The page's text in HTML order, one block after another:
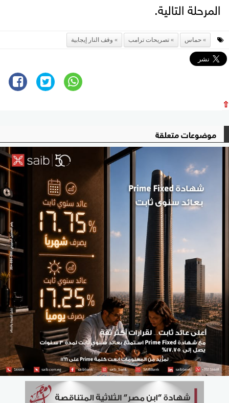
المرحلة التالية.
حماس تصريحات ترامب وقف النار إيجابية
⇧
موضوعات متعلقة